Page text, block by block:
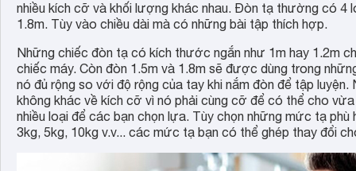
nhiều kích cỡ và khối lượng khác nhau. Đòn tạ thường có 4
1.8m. Tùy vào chiều dài mà có những bài tập thích hợp.
Những chiếc đòn tạ có kích thước ngắn như 1m hay 1.2m
chiếc máy. Còn đòn 1.5m và 1.8m sẽ được dùng trong
nó đủ rộng so với độ rộng của tay khi nắm đòn để tập
không khác về kích cỡ vì nó phải cùng cỡ để có thể cho
nhiều loại để các bạn chọn lựa. Tùy chọn những mức tạ
3kg, 5kg, 10kg v.v... các mức tạ bạn có thể ghép thay đổi